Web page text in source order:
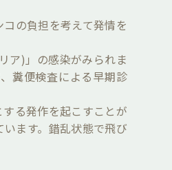
の負担を考えて発情を
ア)」の感染がみられま
糞便検査による早期診
る発作を起こすことが
ます。錯乱状態で飛び